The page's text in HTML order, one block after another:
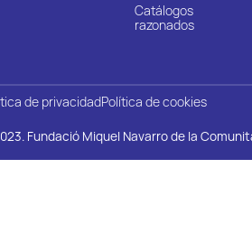
Catálogos
razonados
de privacidadPolítica de cookies
Fundació Miquel Navarro de la